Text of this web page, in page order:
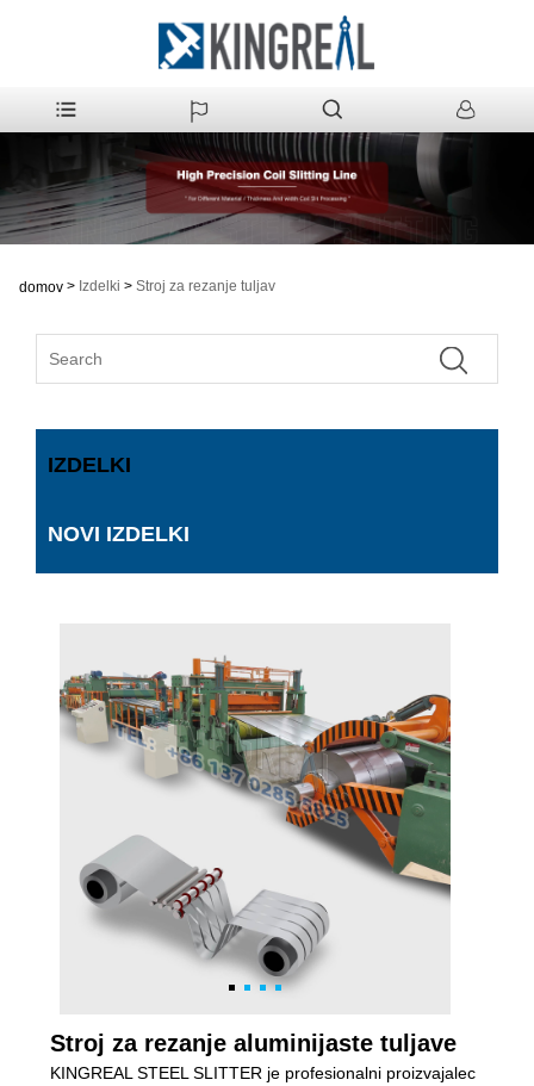
domov > Izdelki > Stroj za rezanje tuljav
IZDELKI
NOVI IZDELKI
Stroj za rezanje aluminijaste tuljave
KINGREAL STEEL SLITTER je profesionalni proizvajalec